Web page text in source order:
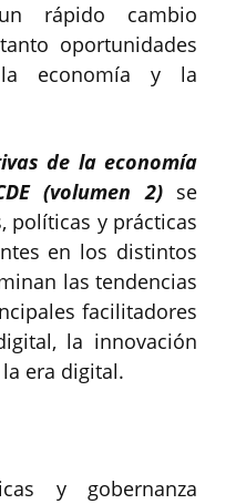
rápido cambio
oportunidades
economía y la
de la economía
(volumen 2)se
políticas y prácticas
en los distintos
las tendencias
facilitadores
la innovación
era digital.
y gobernanza